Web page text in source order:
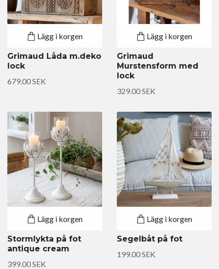
Lägg i korgen
Grimaud Låda m.deko
lock
679.00 SEK
Lägg i korgen
Grimaud
Murstensform med
lock
329.00 SEK
Lägg i korgen
Stormlykta på fot
antique cream
399.00 SEK
Lägg i korgen
Segelbåt på fot
199.00 SEK